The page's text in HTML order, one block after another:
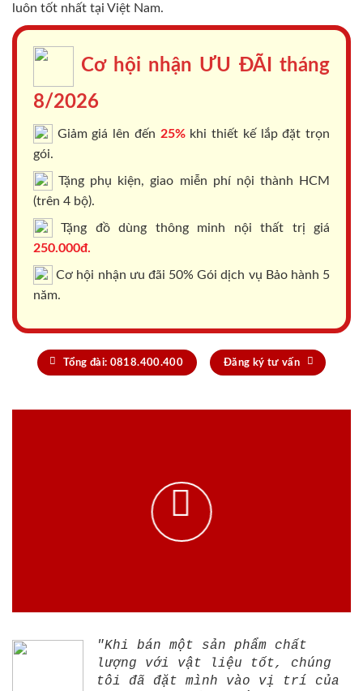
luôn tốt nhất tại Việt Nam.
Cơ hội nhận ƯU ĐÃI tháng
8/2026
Giảm giá lên đến 25%khi thiết kế lắp đặt trọn
gói.
Tặng phụ kiện, giao miễn phí nội thành HCM
(trên 4 bộ).
Tặng đồ dùng thông minh nội thất trị giá
250.000đ.
Cơ hội nhận ưu đãi 50% Gói dịch vụ Bảo hành 5
năm.
Tổng đài: 0818.400.400 Đăng ký tư vấn
"Khi bán một sản phẩm chất
lượng với vật liệu tốt, chúng
tôi đã đặt mình vào vị trí của